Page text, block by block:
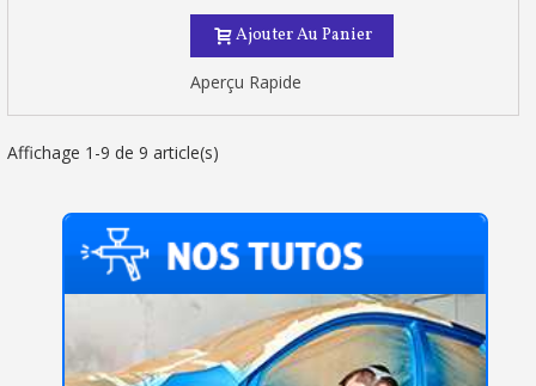
Ajouter Au Panier
Aperçu Rapide
Affichage 1-9 de 9 article(s)